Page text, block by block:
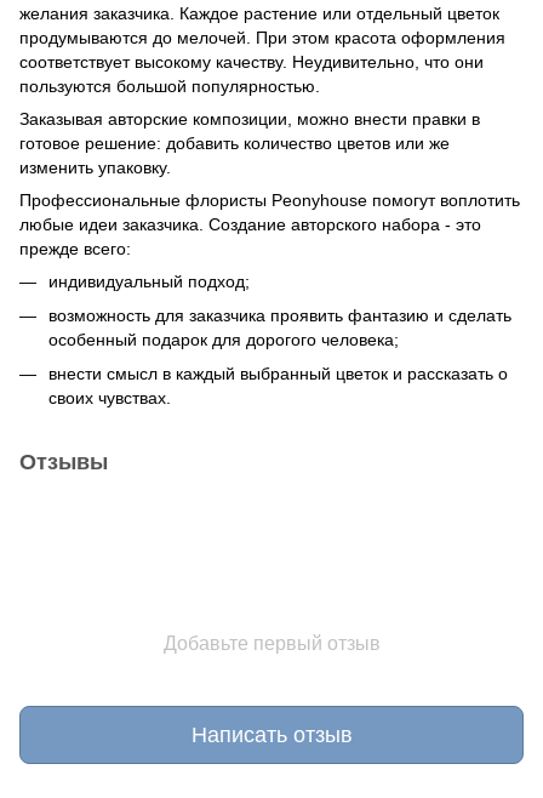
желания заказчика. Каждое растение или отдельный цветок
продумываются до мелочей. При этом красота оформления
соответствует высокому качеству. Неудивительно, что они
пользуются большой популярностью.
Заказывая авторские композиции, можно внести правки в
готовое решение: добавить количество цветов или же
изменить упаковку.
Профессиональные флористы Peonyhouse помогут воплотить
любые идеи заказчика. Создание авторского набора - это
прежде всего:
индивидуальный подход;
возможность для заказчика проявить фантазию и сделать
особенный подарок для дорогого человека;
внести смысл в каждый выбранный цветок и рассказать о
своих чувствах.
Отзывы
Добавьте первый отзыв
Написать отзыв